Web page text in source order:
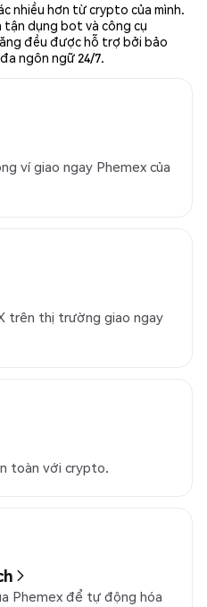
nhiều hơn từ crypto của mình.
dụng bot và công cụ
đều được hỗ trợ bởi bảo
ngôn ngữ 24/7.
ví giao ngay Phemex của
trên thị trường giao ngay
toàn với crypto.
Phemex để tự động hóa